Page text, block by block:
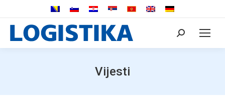
Search:
Vijesti